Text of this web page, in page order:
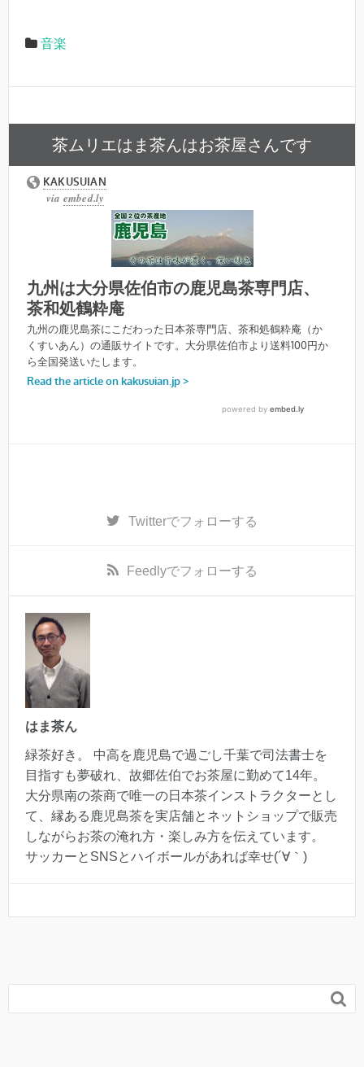
音楽
茶ムリエはま茶んはお茶屋さんです
Twitterでフォローする
Feedlyでフォローする
はま茶ん
緑茶好き。 中高を鹿児島で過ごし千葉で司法書士を
目指すも夢破れ、故郷佐伯でお茶屋に勤めて14年。
大分県南の茶商で唯一の日本茶インストラクターとし
て、縁ある鹿児島茶を実店舗とネットショップで販売
しながらお茶の淹れ方・楽しみ方を伝えています。
サッカーとSNSとハイボールがあれば幸せ(´∀｀)
